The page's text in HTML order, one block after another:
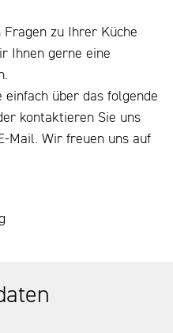
Fragen zu Ihrer Küche
Ihnen gerne eine
über das folgende
kontaktieren Sie uns
Mail. Wir freuen uns auf